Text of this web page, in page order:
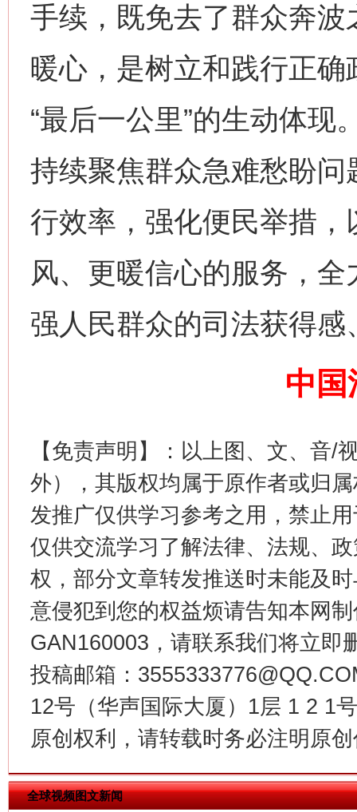
手续，既免去了群众奔
暖心，是树立和践行正
“最后一公里”的生动体
持续聚焦群众急难愁盼
行效率，强化便民举措
风、更暖信心的服务，
强人民群众的司法获得
中国
【免责声明】：以上图、文、音/
外），其版权均属于原作者或归
发推广仅供学习参考之用，禁止
仅供交流学习了解法律、法规、
权，部分文章转发推送时未能及
意侵犯到您的权益烦请告知本网
GAN160003，请联系我们将立即
投稿邮箱：
12号（华声国际大厦）1层 1 2 1
原创权利，请转载时务必注明原
全球视频图文新闻
网上购药对药下症？
谢
在谋一域中谋全局
今